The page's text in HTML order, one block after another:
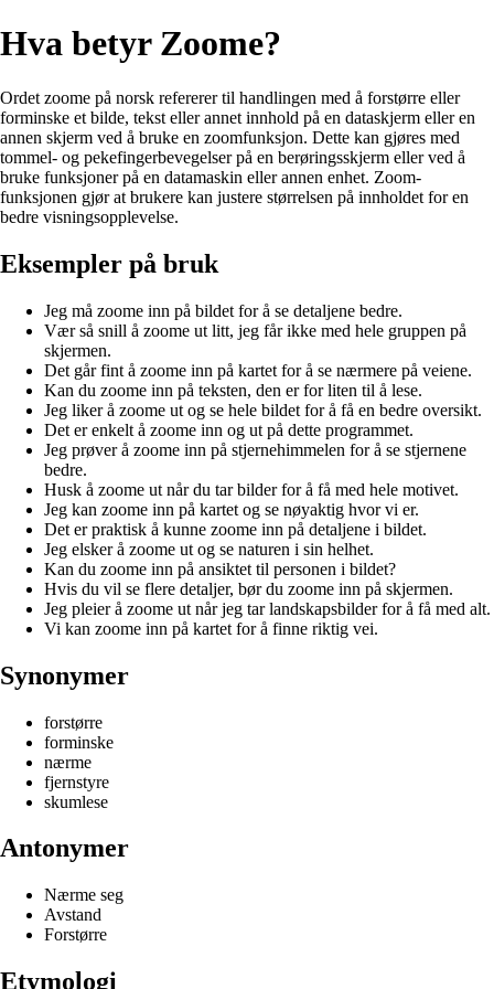
Hva betyr Zoome?
Ordet zoome på norsk refererer til handlingen med å forstørre eller
forminske et bilde, tekst eller annet innhold på en dataskjerm eller en
annen skjerm ved å bruke en zoomfunksjon. Dette kan gjøres med
tommel- og pekefingerbevegelser på en berøringsskjerm eller ved å
bruke funksjoner på en datamaskin eller annen enhet. Zoom-
funksjonen gjør at brukere kan justere størrelsen på innholdet for en
bedre visningsopplevelse.
Eksempler på bruk
Jeg må zoome inn på bildet for å se detaljene bedre.
Vær så snill å zoome ut litt, jeg får ikke med hele gruppen på
skjermen.
Det går fint å zoome inn på kartet for å se nærmere på veiene.
Kan du zoome inn på teksten, den er for liten til å lese.
Jeg liker å zoome ut og se hele bildet for å få en bedre oversikt.
Det er enkelt å zoome inn og ut på dette programmet.
Jeg prøver å zoome inn på stjernehimmelen for å se stjernene
bedre.
Husk å zoome ut når du tar bilder for å få med hele motivet.
Jeg kan zoome inn på kartet og se nøyaktig hvor vi er.
Det er praktisk å kunne zoome inn på detaljene i bildet.
Jeg elsker å zoome ut og se naturen i sin helhet.
Kan du zoome inn på ansiktet til personen i bildet?
Hvis du vil se flere detaljer, bør du zoome inn på skjermen.
Jeg pleier å zoome ut når jeg tar landskapsbilder for å få med alt.
Vi kan zoome inn på kartet for å finne riktig vei.
Synonymer
forstørre
forminske
nærme
fjernstyre
skumlese
Antonymer
Nærme seg
Avstand
Forstørre
Etymologi